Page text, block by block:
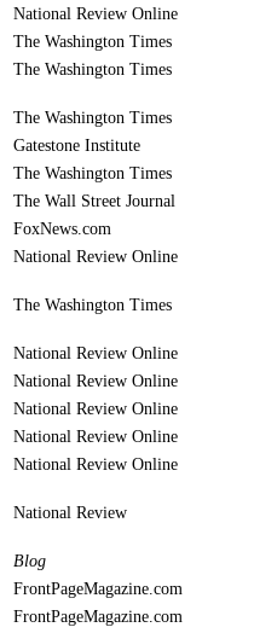
National Review Online
The Washington Times
The Washington Times
The Washington Times
Gatestone Institute
The Washington Times
The Wall Street Journal
FoxNews.com
National Review Online
The Washington Times
National Review Online
National Review Online
National Review Online
National Review Online
National Review Online
National Review
Blog
FrontPageMagazine.com
FrontPageMagazine.com